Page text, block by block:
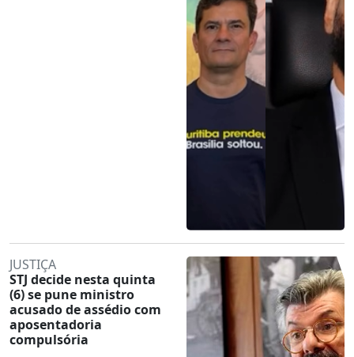
JUSTIÇA
STJ decide nesta quinta
(6) se pune ministro
acusado de assédio com
aposentadoria
compulsória